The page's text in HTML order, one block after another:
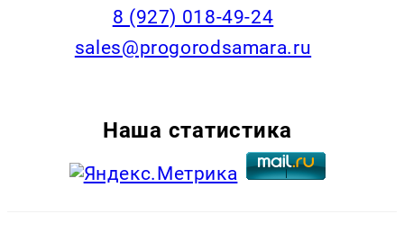
8 (927) 018-49-24
sales@progorodsamara.ru
Наша статистика